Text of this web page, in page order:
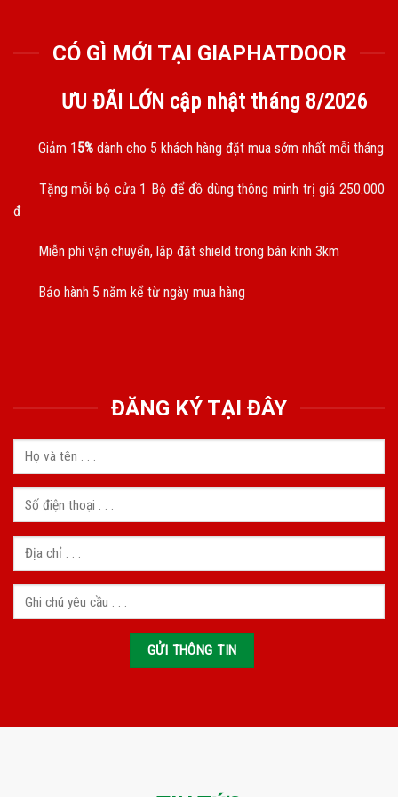
CÓ GÌ MỚI TẠI GIAPHATDOOR
ƯU ĐÃI LỚN cập nhật tháng 8/2026
Giảm 15% dành cho 5 khách hàng đặt mua sớm nhất mỗi tháng
Tặng mỗi bộ cửa 1 Bộ để đồ dùng thông minh trị giá 250.000
đ
Miễn phí vận chuyển, lắp đặt shield trong bán kính 3km
Bảo hành 5 năm kể từ ngày mua hàng
ĐĂNG KÝ TẠI ĐÂY